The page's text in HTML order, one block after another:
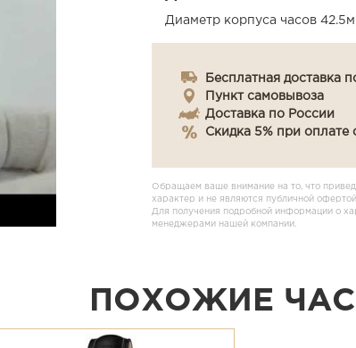
Диаметр корпуса часов
Бесплатная доставка
Пункт самовывоза
Доставка по России
Скидка 5% при оплате
Обращаем ваше внимание на то, что
характер и не являются публичной
Для получения подробной информации о
менеджерами нашей компании.
ПОХОЖИЕ